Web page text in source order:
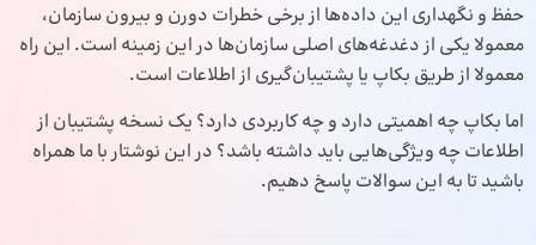
حفظ و نگهداری این داده‌ها از برخی خطرات دورن و بیرون سازمان،
معمولا یکی از دغدغه‌های اصلی سازما‌ن‌ها در این زمینه است. این راه
معمولا از طریق بکاپ یا پشتیبان‌گیری از اطلاعات است.
اما بکاپ چه اهمیتی دارد و چه کاربردی دارد؟ یک نسخه پشتیبان از
اطلاعات چه ویژگی‌هایی باید داشته باشد؟ در این نوشتار با ما همراه
باشید تا به این سوالات پاسخ دهیم.